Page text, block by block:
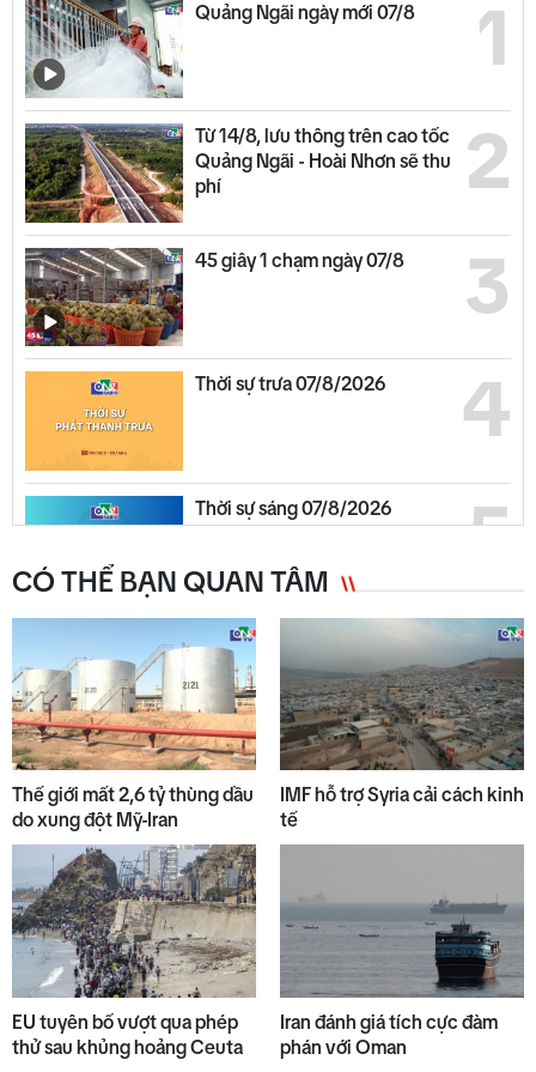
1
Quảng Ngãi ngày mới 07/8
2
Từ 14/8, lưu thông trên cao tốc
Quảng Ngãi - Hoài Nhơn sẽ thu
phí
3
45 giây 1 chạm ngày 07/8
4
Thời sự trưa 07/8/2026
5
Thời sự sáng 07/8/2026
6
Chuyển động duyên hải trưa
07/8
7
Bản tin kinh tế - tài chính
07/8/2026
8
Thế giới trưa 07/8
9
Thời sự chiều 07/8/2026
CÓ THỂ BẠN QUAN TÂM
Thế giới mất 2,6 tỷ thùng dầu
do xung đột Mỹ-Iran
IMF hỗ trợ Syria cải cách kinh
tế
EU tuyên bố vượt qua phép
thử sau khủng hoảng Ceuta
Iran đánh giá tích cực đàm
phán với Oman